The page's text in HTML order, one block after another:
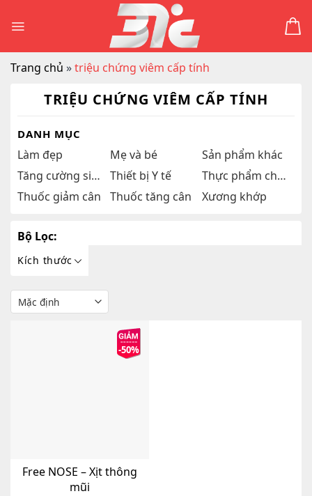
Trang chủ »triệu chứng viêm cấp tính
TRIỆU CHỨNG VIÊM CẤP TÍNH
DANH MỤC
Làm đẹp Mẹ và bé
Sản phẩm khác
Tăng cường sinh lý
Thiết bị Y tế
Thực phẩm chức năng
Thuốc giảm cân
Thuốc tăng cân Xương khớp
Bộ Lọc:
Kích thước
-50%
Free NOSE – Xịt thông
mũi